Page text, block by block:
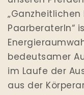
PaarberaterIn“
bedeutsamer
im Laufe der
aus der